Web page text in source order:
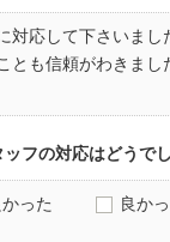
対応して下さいま
とも信頼がわきまし
フの対応はどうで
った 良か